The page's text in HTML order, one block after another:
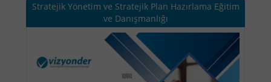
Stratejik Yönetim ve Stratejik Plan Hazırlama Eğitim
ve Danışmanlığı